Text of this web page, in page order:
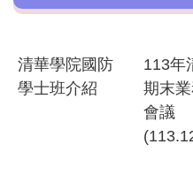
清華學院國防
學士班介紹
113年
期末
會議